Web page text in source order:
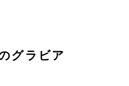
グラビア